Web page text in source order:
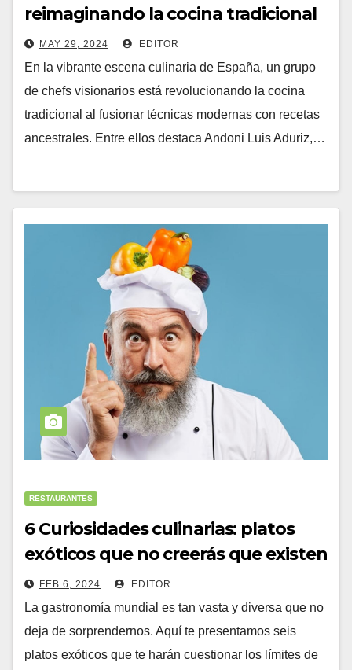
reimaginando la cocina tradicional
MAY 29, 2024 EDITOR
En la vibrante escena culinaria de España, un grupo
de chefs visionarios está revolucionando la cocina
tradicional al fusionar técnicas modernas con recetas
ancestrales. Entre ellos destaca Andoni Luis Aduriz,…
RESTAURANTES
6 Curiosidades culinarias: platos
exóticos que no creerás que existen
FEB 6, 2024 EDITOR
La gastronomía mundial es tan vasta y diversa que no
deja de sorprendernos. Aquí te presentamos seis
platos exóticos que te harán cuestionar los límites de